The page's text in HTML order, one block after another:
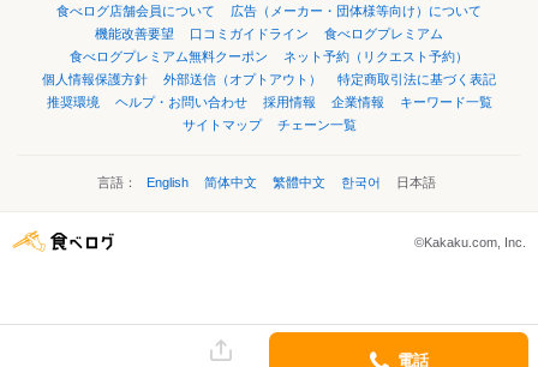
食べログ店舗会員について
広告（メーカー・団体様等向け）について
機能改善要望
口コミガイドライン
食べログプレミアム
食べログプレミアム無料クーポン
ネット予約（リクエスト予約）
個人情報保護方針
外部送信（オプトアウト）
特定商取引法に基づく表記
推奨環境
ヘルプ・お問い合わせ 採用情報 企業情報
キーワード一覧
サイトマップ
チェーン一覧
言語： English 简体中文 繁體中文 한국어 日本語
©Kakaku.com, Inc.
電話